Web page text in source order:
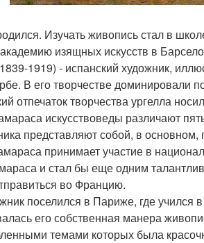
Изучать живопись стал в
изящных искусств в
1919) - испанский художник,
В его творчестве доминировали
отпечаток творчества ургелла
искусствоведы различают
представляют собой, в основном,
принимает участие в
и стал бы еще одним
во Францию.
поселился в Париже, где
его собственная манера
темами которых была